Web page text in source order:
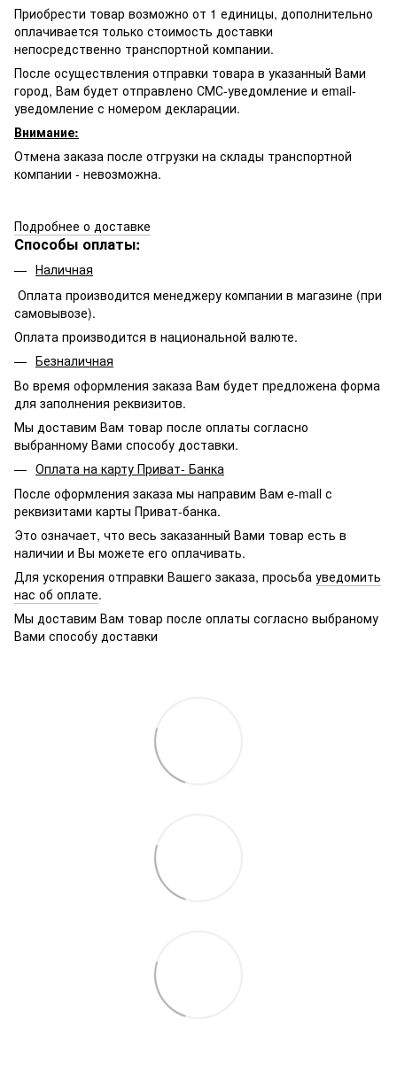
Приобрести товар возможно от 1 единицы, дополнительно
оплачивается только стоимость доставки
непосредственно транспортной компании.
После осуществления отправки товара в указанный Вами
город, Вам будет отправлено СМС-уведомление и email-
уведомление с номером декларации.
Внимание:
Отмена заказа после отгрузки на склады транспортной
компании - невозможна.
Подробнее о доставке
Способы оплаты:
Наличная
Оплата производится менеджеру компании в магазине (при
самовывозе).
Оплата производится в национальной валюте.
Безналичная
Во время оформления заказа Вам будет предложена форма
для заполнения реквизитов.
Мы доставим Вам товар после оплаты согласно
выбранному Вами способу доставки.
Оплата на карту Приват- Банка
После оформления заказа мы направим Вам e-mall с
реквизитами карты Приват-банка.
Это означает, что весь заказанный Вами товар есть в
наличии и Вы можете его оплачивать.
Для ускорения отправки Вашего заказа, просьба уведомить
нас об оплате.
Мы доставим Вам товар после оплаты согласно выбраному
Вами способу доставки